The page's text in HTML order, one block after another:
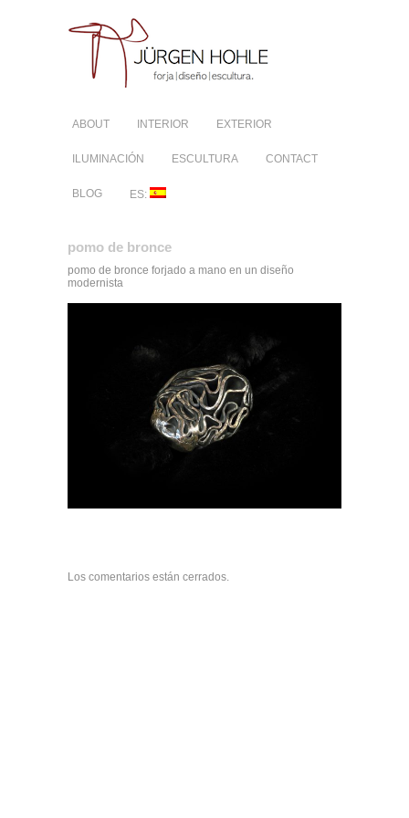
ABOUT INTERIOR EXTERIOR
ILUMINACIÓN ESCULTURA CONTACT
BLOG ES:
pomo de bronce
pomo de bronce forjado a mano en un diseño
modernista
Los comentarios están cerrados.